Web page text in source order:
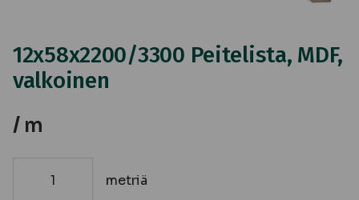
12x58x2200/3300 Peitelista, MDF,
valkoinen
/ m
12x58x2200/3300
metriä